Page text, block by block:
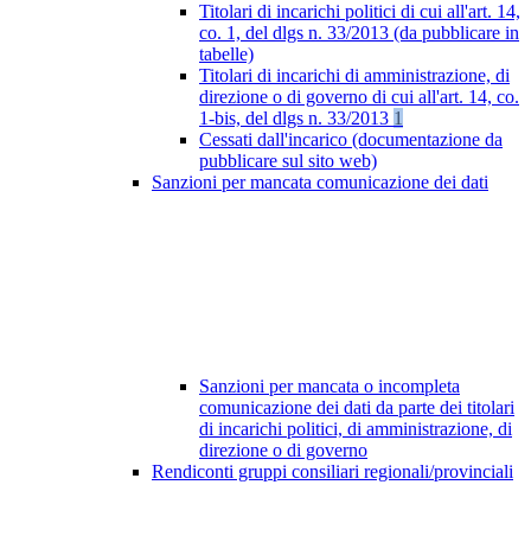
Titolari di incarichi politici di cui all'art. 14,
co. 1, del dlgs n. 33/2013 (da pubblicare in
tabelle)
Titolari di incarichi di amministrazione, di
direzione o di governo di cui all'art. 14, co.
1-bis, del dlgs n. 33/2013 1
Cessati dall'incarico (documentazione da
pubblicare sul sito web)
Sanzioni per mancata comunicazione dei dati
Sanzioni per mancata o incompleta
comunicazione dei dati da parte dei titolari
di incarichi politici, di amministrazione, di
direzione o di governo
Rendiconti gruppi consiliari regionali/provinciali